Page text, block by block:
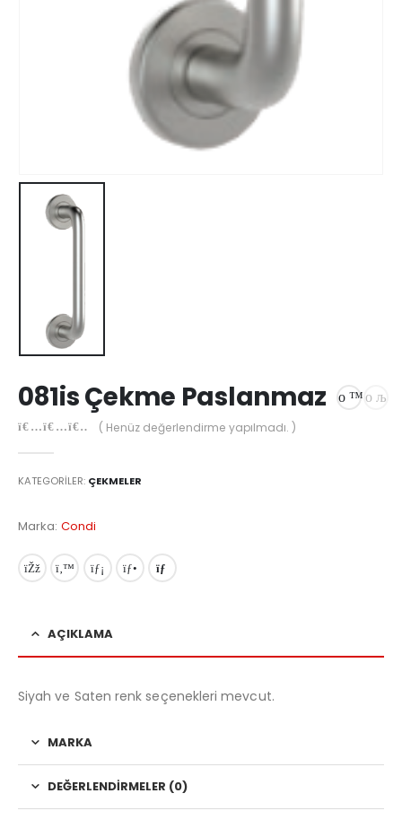
081is Çekme Paslanmaz
( Henüz değerlendirme yapılmadı. )
KATEGORILER: ÇEKMELER
Marka: Condi
AÇIKLAMA
Siyah ve Saten renk seçenekleri mevcut.
MARKA
DEĞERLENDIRMELER (0)